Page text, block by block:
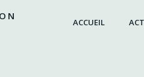
ACCUEIL